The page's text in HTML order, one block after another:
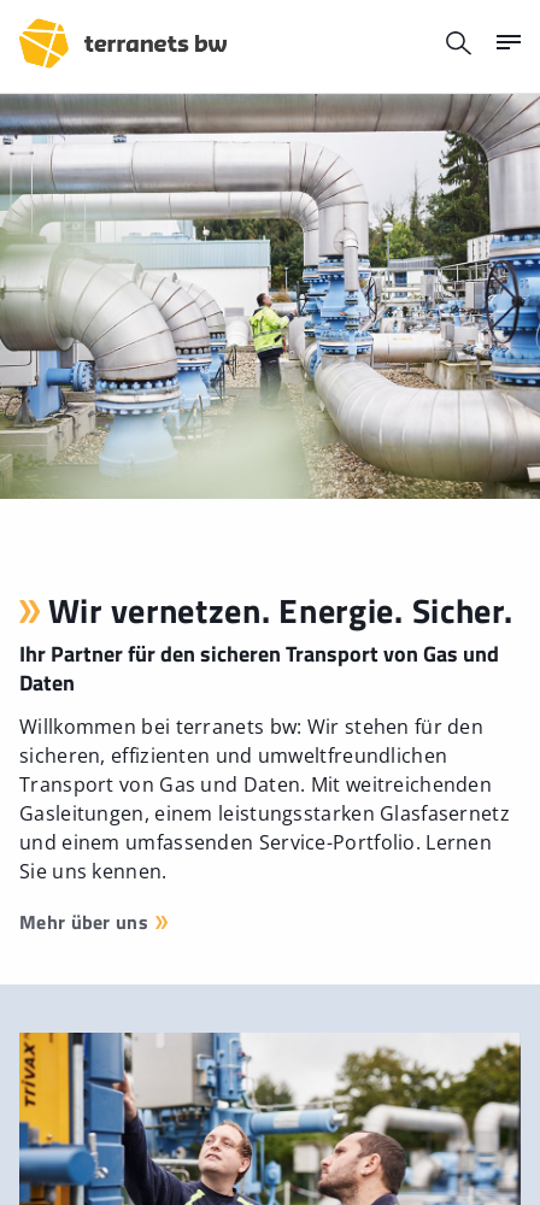
Wir vernetzen. Energie. Sicher.
Ihr Partner für den sicheren Transport von Gas und
Daten
Willkommen bei terranets bw: Wir stehen für den
sicheren, effizienten und umweltfreundlichen
Transport von Gas und Daten. Mit weitreichenden
Gasleitungen, einem leistungsstarken Glasfasernetz
und einem umfassenden Service-Portfolio. Lernen
Sie uns kennen.
Mehr über uns